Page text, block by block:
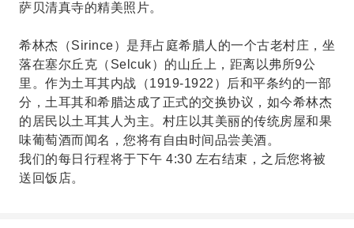
萨贝清真寺的精美照片。
希林杰（Sirince）是拜占庭希腊人的一个古老村庄，坐
落在塞尔丘克（Selcuk）的山丘上，距离以弗所9公
里。作为土耳其内战（1919-1922）后和平条约的一部
分，土耳其和希腊达成了正式的交换协议，如今希林杰
的居民以土耳其人为主。村庄以其美丽的传统房屋和果
味葡萄酒而闻名，您将有自由时间品尝美酒。
我们的每日行程将于下午 4:30 左右结束，之后您将被
送回饭店。